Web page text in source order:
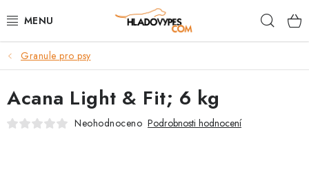
na
POTŘEBY PRO PSY
TAMI PŘEPRAVNÍ BOXY
SPORT SE PSEM
Granule pro psy
Acana Light & Fit; 6 kg
Neohodnoceno Podrobnosti hodnocení